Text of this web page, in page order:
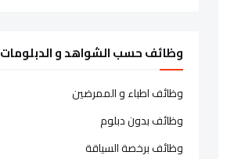
وظائف حسب الشواهد و الدبلومات
وظائف اطباء و الممرضين
وظائف بدون دبلوم
وظائف برخصة السياقة